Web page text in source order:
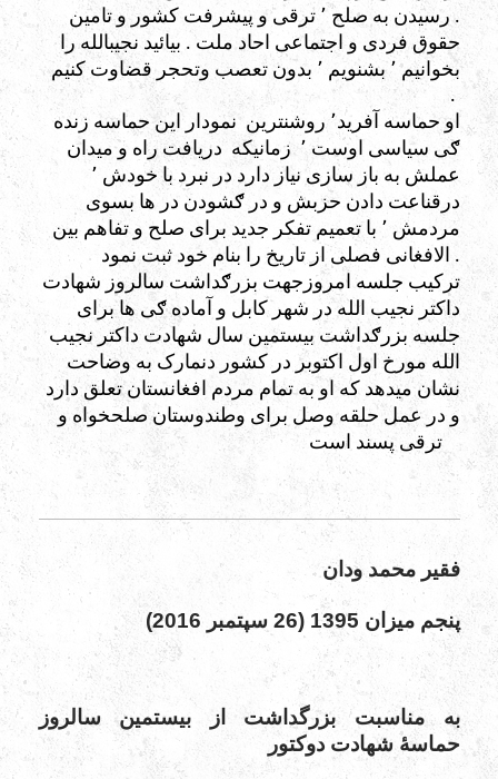
. رسیدن به صلح ٬ ترقی و پیشرفت کشور و تامین
حقوق فردی و اجتماعی احاد ملت . بیائید نجیبالله را
بخوانیم ٬ بشنویم ٬ بدون تعصب وتحجر قضاوت کنیم
.
او حماسه آفرید٬ روشنترین نمودار این حماسه زنده
ګی سیاسی اوست ٬ زمانیکه دریافت راه و میدان
عملش به باز سازی نیاز دارد در نبرد با خودش ٬
درقناعت دادن حزبش و در ګشودن در ها بسوی
مردمش ٬ با تعمیم تفکر جدید برای صلح و تفاهم بین
الافغانی فصلی از تاریخ را بنام خود ثبت نمود .
ترکیب جلسه امروزجهت بزرګداشت سالروز شهادت
داکتر نجیب الله در شهر کابل و آماده ګی ها برای
جلسه بزرګداشت بیستمین سال شهادت داکتر نجیب
الله مورخ اول اکتوبر در کشور دنمارک به وضاحت
نشان میدهد که او به تمام مردم افغانستان تعلق دارد
و در عمل حلقه وصل برای وطندوستان صلحخواه و
ترقی پسند است
فقیر محمد ودان
پنجم میزان 1395 (26 سپتمبر 2016)
به مناسبت بزرگداشت از بیستمین سالروز
حماسۀ شهادت دوکتور